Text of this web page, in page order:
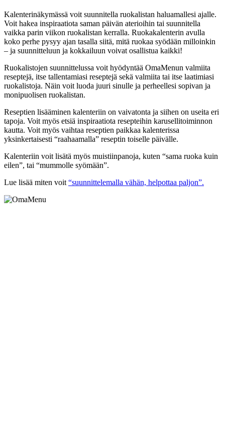
Kalenterinäkymässä voit suunnitella ruokalistan haluamallesi ajalle.
Voit hakea inspiraatiota saman päivän aterioihin tai suunnitella
vaikka parin viikon ruokalistan kerralla. Ruokakalenterin avulla
koko perhe pysyy ajan tasalla siitä, mitä ruokaa syödään milloinkin
– ja suunnitteluun ja kokkailuun voivat osallistua kaikki!
Ruokalistojen suunnittelussa voit hyödyntää OmaMenun valmiita
reseptejä, itse tallentamiasi reseptejä sekä valmiita tai itse laatimiasi
ruokalistoja. Näin voit luoda juuri sinulle ja perheellesi sopivan ja
monipuolisen ruokalistan.
Reseptien lisääminen kalenteriin on vaivatonta ja siihen on useita eri
tapoja. Voit myös etsiä inspiraatiota resepteihin karusellitoiminnon
kautta. Voit myös vaihtaa reseptien paikkaa kalenterissa
yksinkertaisesti “raahaamalla” reseptin toiselle päivälle.
Kalenteriin voit lisätä myös muistiinpanoja, kuten “sama ruoka kuin
eilen”, tai “mummolle syömään”.
Lue lisää miten voit “suunnittelemalla vähän, helpottaa paljon”.